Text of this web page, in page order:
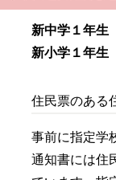
新中学１年
新小学１年
住民票のある
事前に指定学
通知書には住